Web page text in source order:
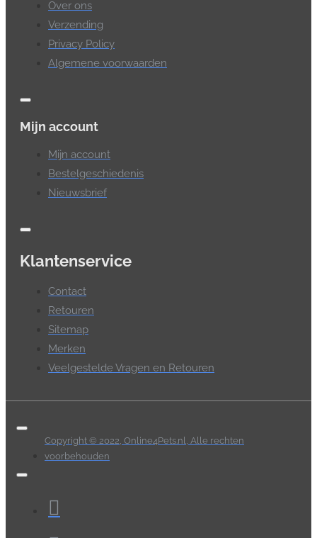
Over ons
Verzending
Privacy Policy
Algemene voorwaarden
Mijn account
Mijn account
Bestelgeschiedenis
Nieuwsbrief
Klantenservice
Contact
Retouren
Sitemap
Merken
Veelgestelde Vragen en Retouren
Copyright © 2022, Online4Pets.nl, Alle rechten
voorbehouden